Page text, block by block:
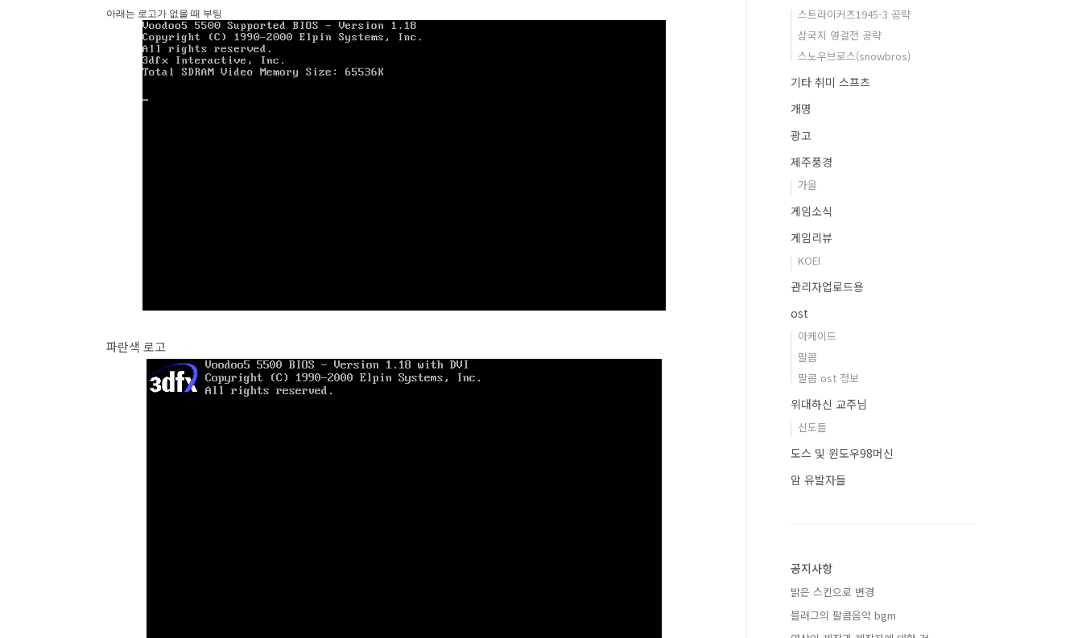
아래는 로고가 없을 때 부팅
파란색 로고
스트라이커즈1945-3 공략
삼국지 영걸전 공략
스노우브로스(snowbros)
기타 취미 스프츠
개명
광고
제주풍경
가을
게임소식
게임리뷰
KOEI
관리자업로드용
ost
아케이드
팔콤
팔콤 ost 정보
위대하신 교주님
신도들
도스 및 윈도우98머신
암 유발자들
공지사항
밝은 스킨으로 변경
블러그의 팔콤음악 bgm